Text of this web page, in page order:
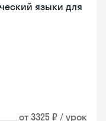
языки для
от 3325 ₽ / урок